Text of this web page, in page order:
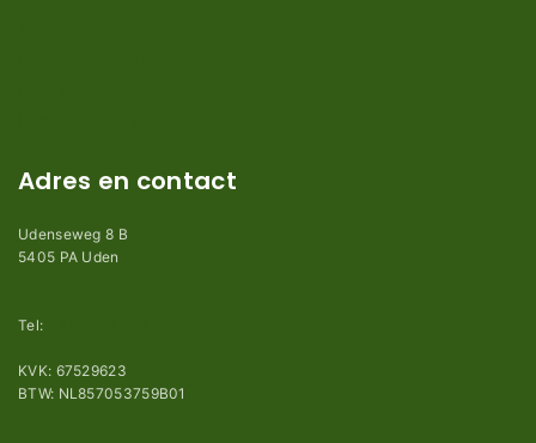
Adres en contact
Udenseweg 8 B
5405 PA Uden
Tel:
KVK: 67529623
BTW: NL857053759B01